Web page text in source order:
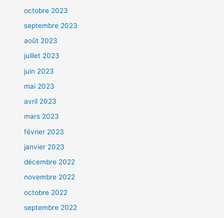
octobre 2023
septembre 2023
août 2023
juillet 2023
juin 2023
mai 2023
avril 2023
mars 2023
février 2023
janvier 2023
décembre 2022
novembre 2022
octobre 2022
septembre 2022